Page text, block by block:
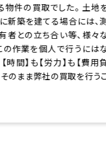
でした。 土地を
てる場合には、測
ち合い等、様々な
個人で行うにはな
労力】も【費用負
社の買取を行うこ